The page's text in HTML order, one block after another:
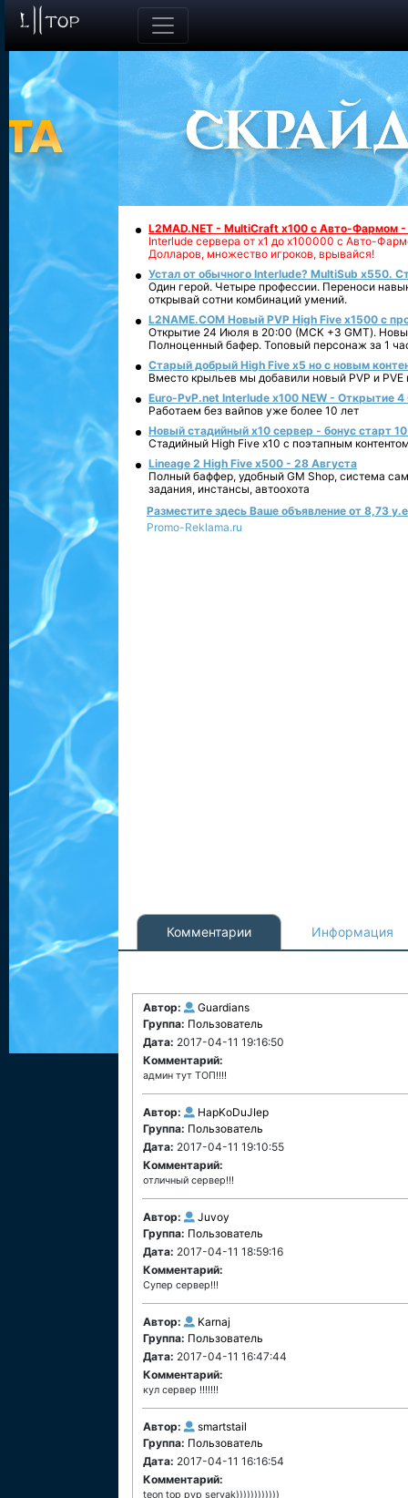
L2MAD.NET - MultiCraft x100 с Авто-Фармом
Interlude сервера от х1 до х100000 с Авто-
Долларов, множество игроков, врывайся!
Устал от обычного Interlude? MultiSub x550.
Один герой. Четыре профессии. Переноси
открывай сотни комбинаций умений.
L2NAME.COM Новый PVP High Five x1500 с
Открытие 24 Июля в 20:00 (МСК +3 GMT).
Полноценный бафер. Топовый персонаж за 1
Старый добрый High Five x5 но с новым
Вместо крыльев мы добавили новый PVP и PVE
Euro-PvP.net Interlude х100 NEW - Открытие 4
Работаем без вайпов уже более 10 лет
Новый стадийный х10 сервер - бонус старт
Стадийный High Five x10 с поэтапным
Lineage 2 High Five x500 - 28 Августа
Полный баффер, удобный GM Shop, система
задания, инстансы, автоохота
Разместите здесь Ваше объявление от 8,73
Promo-Reklama.ru
Комментарии Информация
Автор:
Guardians
Группа: Пользователь
Дата: 2017-04-11 19:16:50
Комментарий:
админ тут ТОП!!!!
Автор:
HapKoDuJIep
Группа: Пользователь
Дата: 2017-04-11 19:10:55
Комментарий:
отличный сервер!!!
Автор:
Juvoy
Группа: Пользователь
Дата: 2017-04-11 18:59:16
Комментарий:
Супер сервер!!!
Автор:
Karnaj
Группа: Пользователь
Дата: 2017-04-11 16:47:44
Комментарий:
кул сервер !!!!!!!
Автор:
smartstail
Группа: Пользователь
Дата: 2017-04-11 16:16:54
Комментарий:
teon top pvp servak))))))))))))